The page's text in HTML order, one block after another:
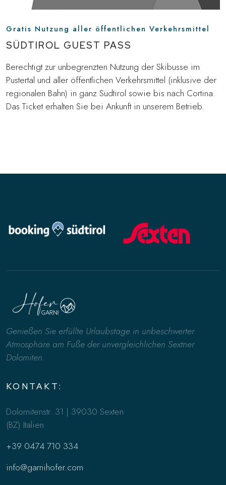
Gratis Nutzung aller öffentlichen Verkehrsmittel
SÜDTIROL GUEST PASS
Berechtigt zur unbegrenzten Nutzung der Skibusse im
Pustertal und aller öffentlichen Verkehrsmittel (inklusive der
regionalen Bahn) in ganz Südtirol sowie bis nach Cortina.
Das Ticket erhalten Sie bei Ankunft in unserem Betrieb.
Genießen Sie erfüllte Urlaubstage in unbeschwerter
Atmosphäre am Fuße der unvergleichlichen Sextner
Dolomiten.
KONTAKT:
Dolomitenstr. 31 | 39030 Sexten
(BZ) Italien
+39 0474 710 334
info@garnihofer.com